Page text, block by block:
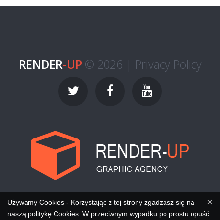
RENDER-UP © 2026 | Privacy Policy
×
Używamy Cookies - Korzystając z tej strony zgadzasz się na
naszą politykę Cookies. W przeciwnym wypadku po prostu opuść